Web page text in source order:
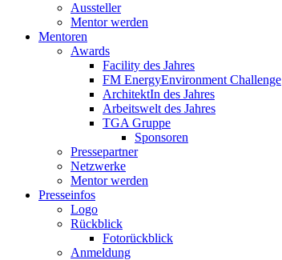
Aussteller
Mentor werden
Mentoren
Awards
Facility des Jahres
FM EnergyEnvironment Challenge
ArchitektIn des Jahres
Arbeitswelt des Jahres
TGA Gruppe
Sponsoren
Pressepartner
Netzwerke
Mentor werden
Presseinfos
Logo
Rückblick
Fotorückblick
Anmeldung